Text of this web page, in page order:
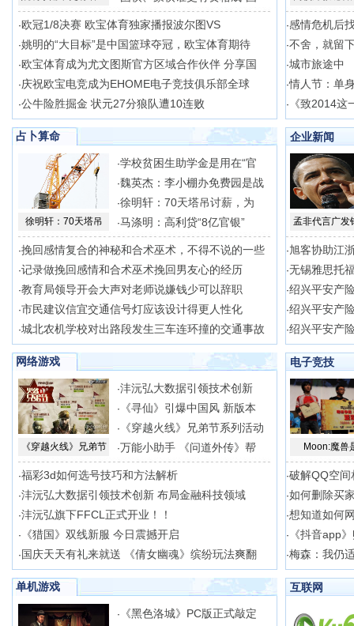
·欧冠1/8决赛 欧宝体育独家播报波尔图VS
·姚明的“大目标”是中国篮球夺冠，欧宝体育期待
·欧宝体育成为尤文图斯官方区域合作伙伴 分享国
·庆祝欧宝电竞成为EHOME电子竞技俱乐部全球
·公牛险胜掘金 状元27分狼队遭10连败
·感情危机后
·不舍，就留
·城市旅途中
·情人节：单
· 《致2014这
占卜算命
徐明轩：70天塔吊
·学校贫困生助学金是用在“官
·魏英杰：李小棚办免费园是战
·徐明轩：70天塔吊讨薪，为
·马涤明：高利贷“8亿官银”
·挽回感情复合的神秘和合术巫术，不得不说的一些
·记录做挽回感情和合术巫术挽回男友心的经历
·教育局领导开会大声对老师说嫌钱少可以辞职
·市民建议信宜交通信号灯应该设计得更人性化
·城北农机学校对出路段发生三车连环撞的交通事故
企业新闻
孟非代言广发
·旭客协助江
·无锡雅思托
·绍兴平安产
·绍兴平安产
·绍兴平安产
网络游戏
《穿越火线》兄弟节
·沣沅弘大数据引领技术创新
· 《寻仙》引爆中国风 新版本
· 《穿越火线》兄弟节系列活动
·万能小助手 《问道外传》帮
·福彩3d如何选号技巧和方法解析
·沣沅弘大数据引领技术创新 布局金融科技领域
·沣沅弘旗下FFCL正式开业！！
· 《猎国》双线新服 今日震撼开启
· 国庆天天有礼来就送 《倩女幽魂》缤纷玩法爽翻
电子竞技
Moon:魔兽
·破解QQ空
·如何删除买
·想知道如何
· 《抖音app
·梅森：我仍
单机游戏
· 《黑色洛城》PC版正式敲定
互联网